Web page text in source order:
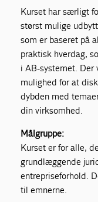
Kurset har særligt
størst mulige
som er baseret på
praktisk hverdag,
i AB-systemet. Der
mulighed for at
dybden med
din virksomhed.
Målgruppe:
Kurset er for alle,
grundlæggende
entrepriseforhold.
til emnerne.